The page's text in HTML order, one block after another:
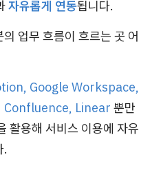
자유롭게 연동됩니다.
업무 흐름이 흐르는 곳 어
Google Workspace,
Linear 뿐만
활용해 서비스 이용에 자유
.